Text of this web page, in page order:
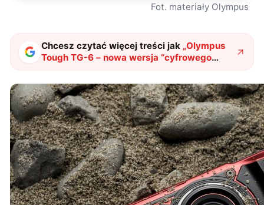
Fot. materiały Olympus
Chcesz czytać więcej treści jak „Olympus
Tough TG-6 – nowa wersja “cyfrowego
twardziela”"?